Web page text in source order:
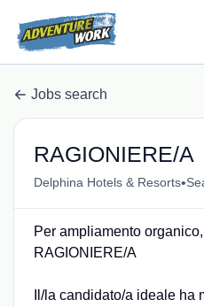
Jobs search
RAGIONIERE/A
Delphina Hotels & Resorts•
Per ampliamento
RAGIONIERE/A
Il/la candidato/a ideale ha